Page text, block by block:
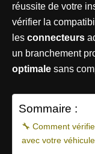
réussite de votre
vérifier la
les connecteurs
un branchement
optimale sans
Sommaire :
🔧 Comment
avec votre